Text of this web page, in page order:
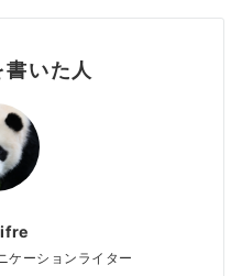
いた人
ケーションライター